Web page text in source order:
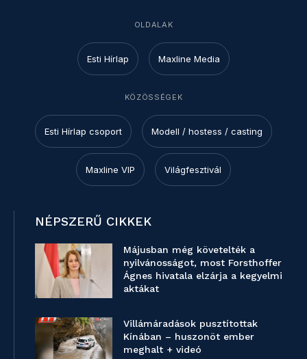
OLDALAK
Esti Hírlap Maxline Media
KÖZÖSSÉGEK
Esti Hírlap csoport Modell / hostess / casting
Maxline VIP Világfesztivál
NÉPSZERŰ CIKKEK
Májusban még követelték a
nyilvánosságot, most Forsthoffer
Ágnes hivatala elzárja a kegyelmi
aktákat
Villámáradások pusztítottak
Kínában – huszonöt ember
meghalt + videó